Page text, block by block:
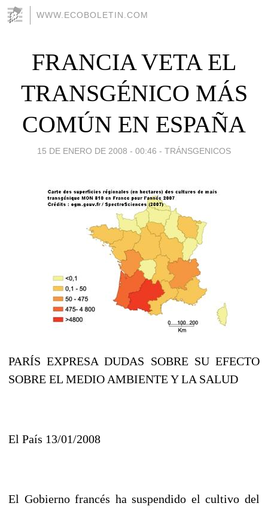
WWW.ECOBOLETIN.COM
FRANCIA VETA EL
TRANSGÉNICO MÁS
COMÚN EN ESPAÑA
15 DE ENERO DE 2008 - 00:46 - TRÁNSGENICOS
PARÍS EXPRESA DUDAS SOBRE SU EFECTO
SOBRE EL MEDIO AMBIENTE Y LA SALUD
El País 13/01/2008
El Gobierno francés ha suspendido el cultivo del